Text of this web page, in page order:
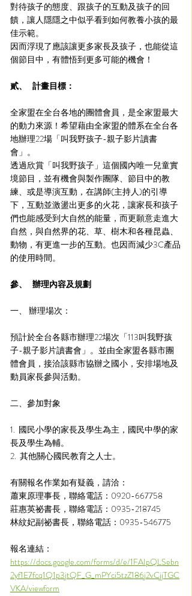
對待孩子的態度、跟孩子的互動及孩子的回
饋，讓人隱隱之中似乎看到如何教養小孩的最
佳示範。
因而浮現了應該讓更多家長及孩子，也能從這
個節目中，有體悟到更多可能的機會！
貳、   計畫目標：
全家盟在全台各地的團體會員，是全家盟最大
的動力來源！希望藉由全家盟的體系在全台各
地辦理22場「叫我野孩子-親子影片讀書
會」。
透過欣賞「叫我野孩子」這個國內唯一兒童實
境節目，並有機會與製作團隊、節目中的教
練、或是導演互動，在講師(主持人)的引導
下，互動並激盪出更多的火花，讓家長和孩子
們也能感受到大自然的能量，而更願意走進大
自然，與自然界的花、草、樹木和各種昆蟲、
動物，有更進一步的互動。也因而減少3C產品
的使用時間。
參、   辦理內容及規劃
一、 辦理場次：
預計於全台各縣市辦理22場次「113叫我野孩
子-親子影片讀書會」。並由全家盟各縣市團
體會員，接洽該縣市協辦之國小，安排場地及
動員家長參與活動。
二、參加對象
1.  國民小學的家長及學生為主，國民中學的家
長及學生為輔。
2.  其他關心國民教育之人士。
有關報名作業如有疑義，請洽：
蕭東原理事長，聯絡電話：0920-667758
莊惠英祕書長，聯絡電話：0935-218745
林紋妃副祕書長，聯絡電話：0935-546775
報名連結：
https://docs.google.com/forms/d/e/1FAIpQLSebn
2yf1E7fcq1Q1p3jtQF_G_mPYci5tzZ186j2vCjjTGC
VKA/viewform